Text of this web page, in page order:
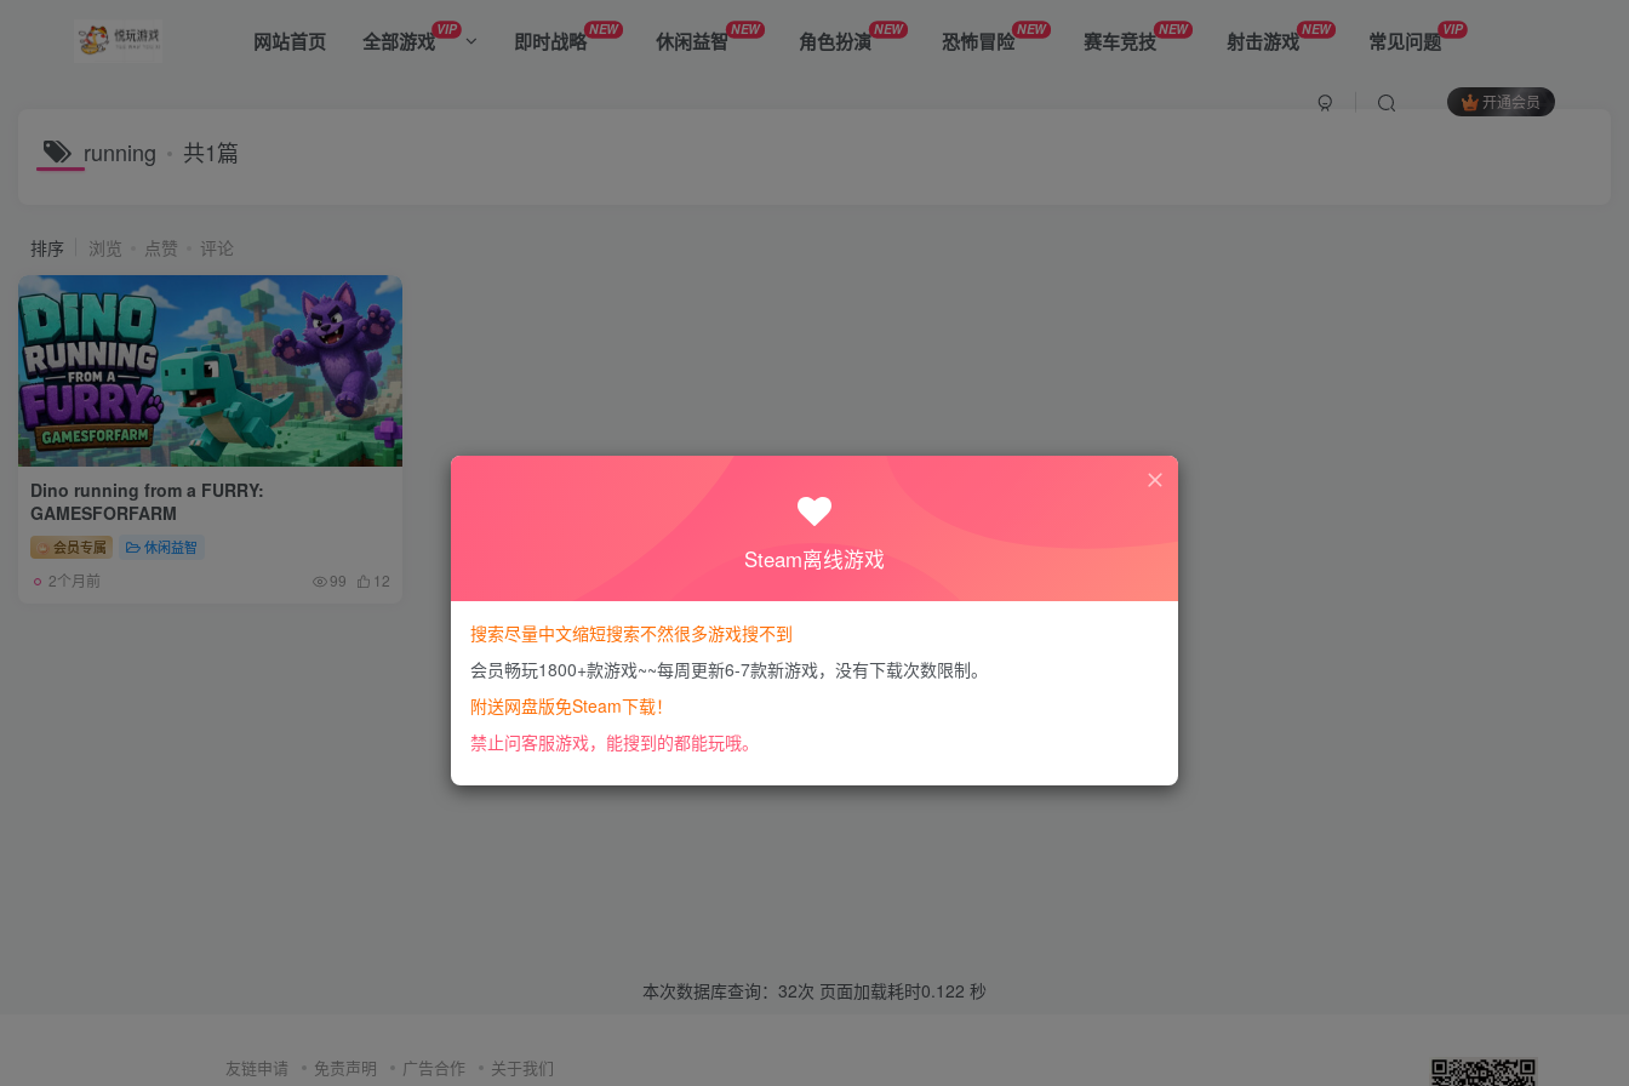
网站首页 全部游戏VIP 即时战略NEW 休闲益智NEW 角色扮演NEW 恐怖冒险NEW 赛车竞技NEW 射击游戏NEW 常见问题VIP
开通会员
running 共1篇
排序 浏览 点赞 评论
Dino running from a FURRY:
GAMESFORFARM
会员专属 休闲益智
2个月前 99 12
本次数据库查询：32次 页面加载耗时0.122 秒
友链申请 免责声明 广告合作 关于我们
Steam离线游戏
搜索尽量中文缩短搜索不然很多游戏搜不到
会员畅玩1800+款游戏~~每周更新6-7款新游戏，没有下载次数限制。
附送网盘版免Steam下载！
禁止问客服游戏，能搜到的都能玩哦。